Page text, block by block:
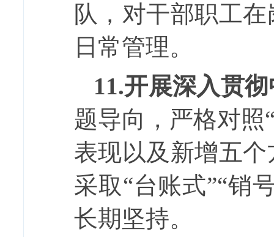
队，对干部职工
日常管理。
11.开展深入贯
题导向，严格对照
表现以及新增五
采取“台账式”“销
长期坚持。